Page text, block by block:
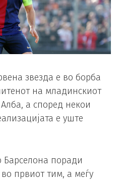
звезда е во борба
на младинскиот
а според некои
е уште
Барселона поради
првиот тим, а меѓу